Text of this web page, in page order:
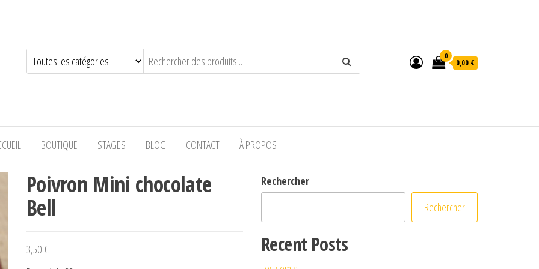
0
0,00 €
BOUTIQUE STAGES BLOG CONTACT À PROPOS
Poivron Mini chocolate
Bell
3,50 €
Rechercher
Rechercher
Recent Posts